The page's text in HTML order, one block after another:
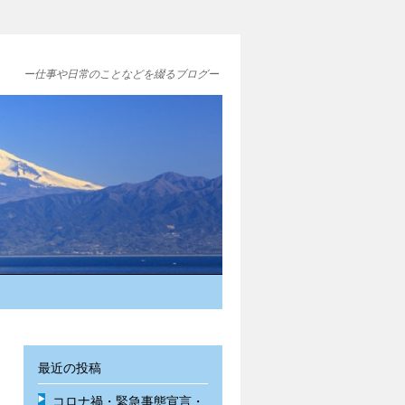
ー仕事や日常のことなどを綴るブログー
最近の投稿
コロナ禍・緊急事態宣言・